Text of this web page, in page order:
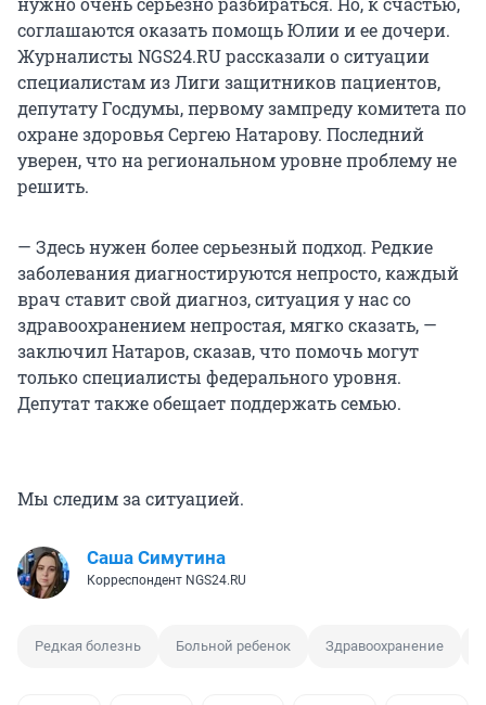
соглашаются оказать помощь Юлии и ее дочери.
Журналисты NGS24.RU рассказали о ситуации
специалистам из Лиги защитников пациентов,
депутату Госдумы, первому зампреду комитета по
охране здоровья Сергею Натарову. Последний
уверен, что на региональном уровне проблему не
решить.
— Здесь нужен более серьезный подход. Редкие
заболевания диагностируются непросто, каждый
врач ставит свой диагноз, ситуация у нас со
здравоохранением непростая, мягко сказать, —
заключил Натаров, сказав, что помочь могут
только специалисты федерального уровня.
Депутат также обещает поддержать семью.
Мы следим за ситуацией.
Саша Симутина
Корреспондент NGS24.RU
Редкая болезнь Больной ребенок Здравоохранение